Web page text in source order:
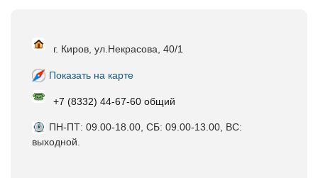
г. Киров, ул.Некрасова, 40/1
Показать на карте
+7 (8332) 44-67-60 общий
ПН-ПТ: 09.00-18.00, СБ: 09.00-13.00, ВС:
выходной.